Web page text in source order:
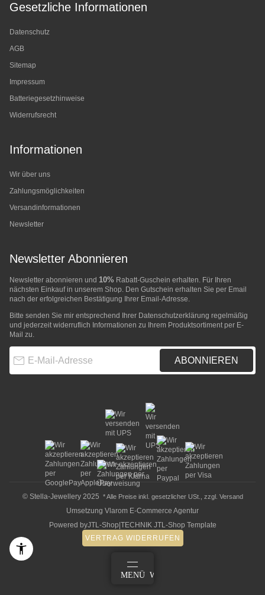
Gesetzliche Informationen
Datenschutz
AGB
Sitemap
Impressum
Batteriegesetzhinweise
Widerrufsrecht
Informationen
Wir über uns
Zahlungsmöglichkeiten
Versandinformationen
Newsletter
Newsletter Abonnieren
Newsletter abonnieren und 10% Rabatt-Guschein erhalten. Für Ihren
nächsten Einkauf in unserem Shop. Den Gutschein erhalten Sie per Email
nach der erfolgreichen Bestätigung Ihrer Email-Adresse.
Bitte senden Sie mir entsprechend Ihrer Datenschutzerklärung regelmäßig
und jederzeit widerruflich Informationen zu Ihrem Produktsortiment per E-
Mail zu.
ABONNIEREN
© Stella-Jewellery 2025 * Alle Preise inkl. gesetzlicher USt., zzgl. Versand
Umsetzung Vlarom E-Commerce Agentur
Powered byJTL-Shop TECHNIK JTL-Shop Template
VERTRAG WIDERRUFEN
MENÜ WARENKORB